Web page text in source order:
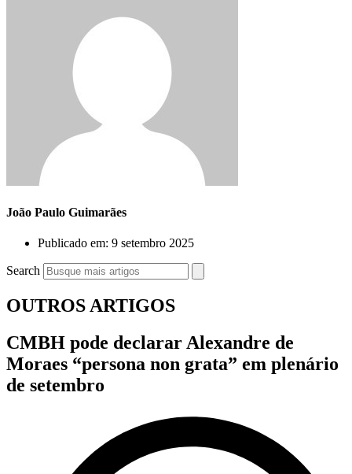
João Paulo Guimarães
Publicado em: 9 setembro 2025
Search
OUTROS ARTIGOS
CMBH pode declarar Alexandre de
Moraes “persona non grata” em plenário
de setembro